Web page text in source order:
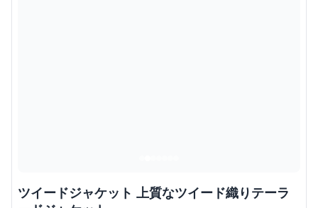
ツイードジャケット 上質なツイード織りテーラ